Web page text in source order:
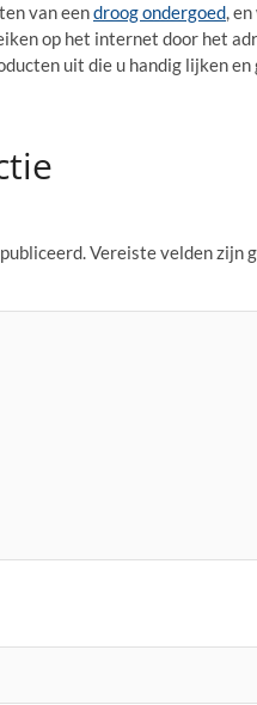
van eendroog ondergoed,
op het internet door het
uit die u handig lijken
Vereiste velden zijn